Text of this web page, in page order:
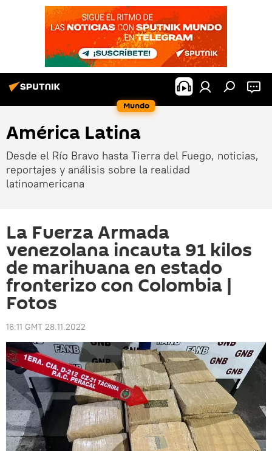
Mundo
América Latina
Desde el Río Bravo hasta Tierra del Fuego, noticias,
reportajes y análisis sobre la realidad
latinoamericana
La Fuerza Armada
venezolana incauta 91 kilos
de marihuana en estado
fronterizo con Colombia |
Fotos
16:11 GMT 28.11.2022